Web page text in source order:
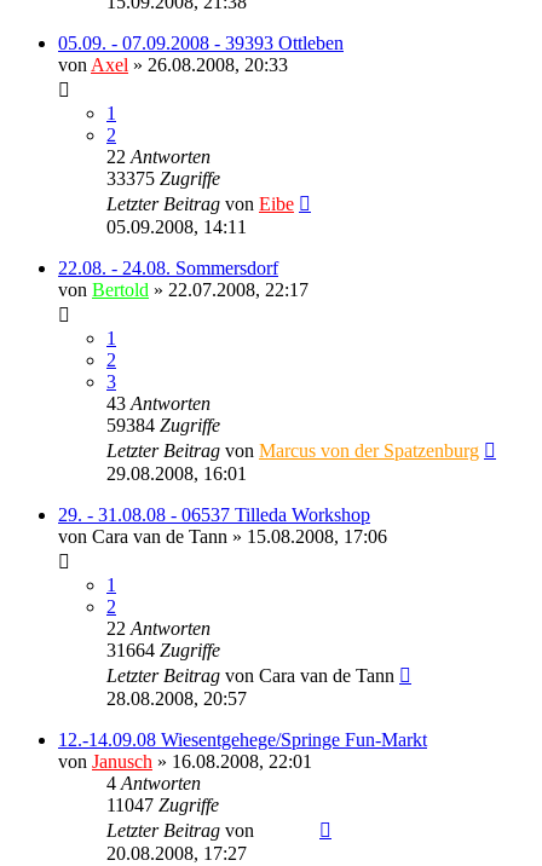
05.09. - 07.09.2008 - 39393 Ottleben
vonAxel » 26.08.2008, 20:33
1
2
22Antworten
33375 Zugriffe
Letzter Beitrag von Eibe
05.09.2008, 14:11
22.08. - 24.08. Sommersdorf
von Bertold » 22.07.2008, 22:17
1
2
3
43Antworten
59384 Zugriffe
Letzter Beitrag von Marcus von der Spatzenburg
29.08.2008, 16:01
29. - 31.08.08 - 06537 Tilleda Workshop
von Cara van de Tann » 15.08.2008, 17:06
1
2
22Antworten
31664 Zugriffe
Letzter Beitrag von Cara van de Tann
28.08.2008, 20:57
12.-14.09.08 Wiesentgehege/Springe Fun-Markt
von Janusch » 16.08.2008, 22:01
4Antworten
11047 Zugriffe
Letzter Beitrag von
20.08.2008, 17:27